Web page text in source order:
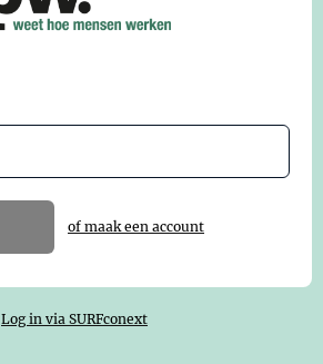
of maak een account
Log in via SURFconext